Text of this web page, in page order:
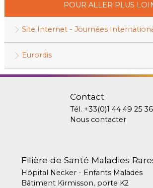
POUR ALLER PLUS
Site Internet - Journées
Eurordis
Contact
Tél. +33(0)1 44 49 25 36
Nous contacter
Filière de Santé Maladies
Hôpital Necker - Enfants Malades
Bâtiment Kirmisson, porte K2